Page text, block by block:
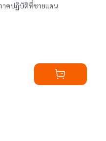
าคปฏิบัติที่ชายแดน